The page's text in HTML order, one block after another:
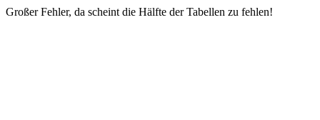
Großer Fehler, da scheint die Hälfte der Tabellen zu fehlen!